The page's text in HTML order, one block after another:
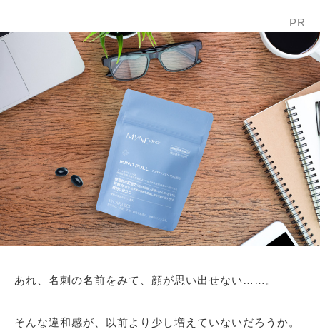
PR
あれ、名刺の名前をみて、顔が思い出せない……。
そんな違和感が、以前より少し増えていないだろうか。